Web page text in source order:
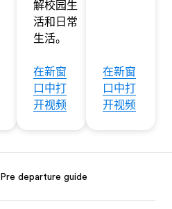
解校园生
活和日常
生活。
在新窗
口中打
开视频
在新窗
口中打
开视频
Pre departure guide